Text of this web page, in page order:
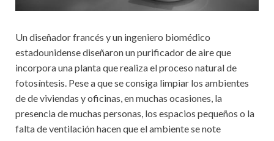
Un diseñador francés y un ingeniero biomédico
estadounidense diseñaron un purificador de aire que
incorpora una planta que realiza el proceso natural de
fotosíntesis. Pese a que se consiga limpiar los ambientes
de de viviendas y oficinas, en muchas ocasiones, la
presencia de muchas personas, los espacios pequeños o la
falta de ventilación hacen que el ambiente se note